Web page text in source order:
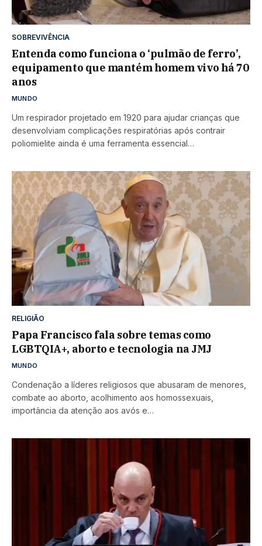
SOBREVIVÊNCIA
Entenda como funciona o ‘pulmão de ferro’,
equipamento que mantém homem vivo há 70
anos
MUNDO
Um respirador projetado em 1920 para ajudar crianças que
desenvolviam complicações respiratórias após contrair
poliomielite ainda é uma ferramenta essencial…
RELIGIÃO
Papa Francisco fala sobre temas como
LGBTQIA+, aborto e tecnologia na JMJ
MUNDO
Condenação a líderes religiosos que abusaram de menores,
combate ao aborto, acolhimento aos homossexuais,
importância da atenção aos avós e…